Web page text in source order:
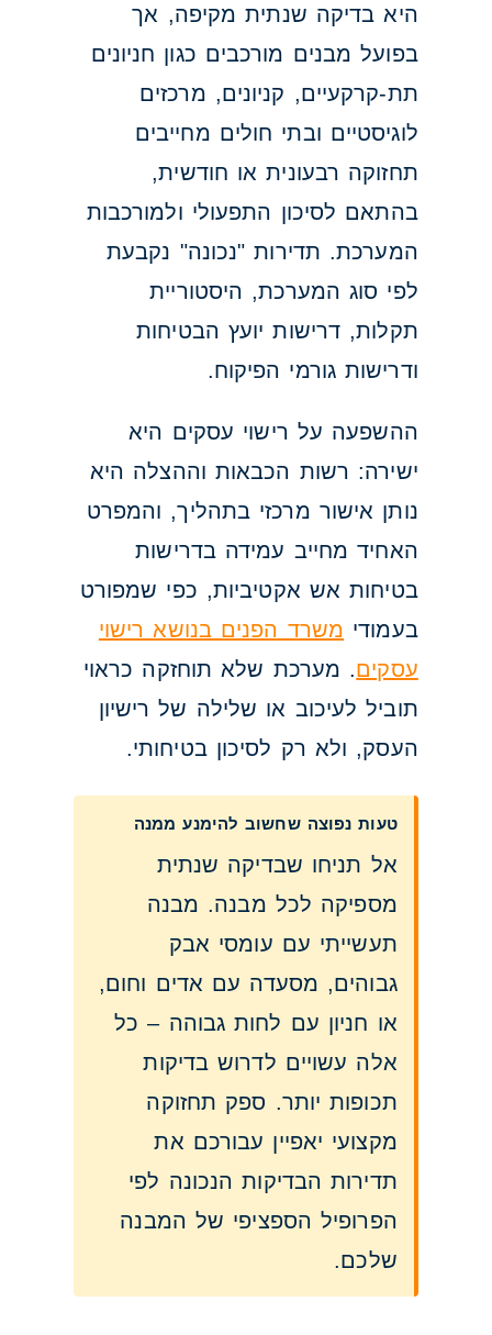
היא בדיקה שנתית מקיפה, אך
בפועל מבנים מורכבים כגון חניונים
תת-קרקעיים, קניונים, מרכזים
לוגיסטיים ובתי חולים מחייבים
תחזוקה רבעונית או חודשית,
בהתאם לסיכון התפעולי ולמורכבות
המערכת. תדירות "נכונה" נקבעת
לפי סוג המערכת, היסטוריית
תקלות, דרישות יועץ הבטיחות
ודרישות גורמי הפיקוח.
ההשפעה על רישוי עסקים היא
ישירה: רשות הכבאות וההצלה היא
נותן אישור מרכזי בתהליך, והמפרט
האחיד מחייב עמידה בדרישות
בטיחות אש אקטיביות, כפי שמפורט
בעמודי משרד הפנים בנושא רישוי
עסקים. מערכת שלא תוחזקה כראוי
תוביל לעיכוב או שלילה של רישיון
העסק, ולא רק לסיכון בטיחותי.
טעות נפוצה שחשוב להימנע ממנה
אל תניחו שבדיקה שנתית
מספיקה לכל מבנה. מבנה
תעשייתי עם עומסי אבק
גבוהים, מסעדה עם אדים וחום,
או חניון עם לחות גבוהה – כל
אלה עשויים לדרוש בדיקות
תכופות יותר. ספק תחזוקה
מקצועי יאפיין עבורכם את
תדירות הבדיקות הנכונה לפי
הפרופיל הספציפי של המבנה
שלכם.